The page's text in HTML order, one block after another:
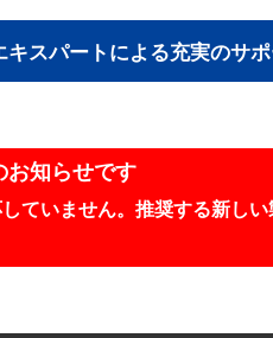
スパートによる充実のサポ
お知らせです
ていません。推奨する新し